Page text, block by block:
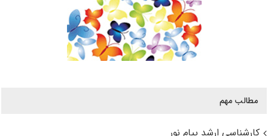
مطالب مهم
کارشناسی ارشد پیام نور